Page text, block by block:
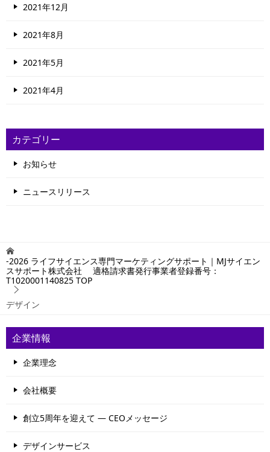
2021年12月
2021年8月
2021年5月
2021年4月
カテゴリー
お知らせ
ニュースリリース
-2026 ライフサイエンス専門マーケティングサポート｜MJサイエン
スサポート株式会社 適格請求書発行事業者登録番号：
T1020001140825 TOP
デザイン
企業情報
企業理念
会社概要
創立5周年を迎えて ― CEOメッセージ
デザインサービス